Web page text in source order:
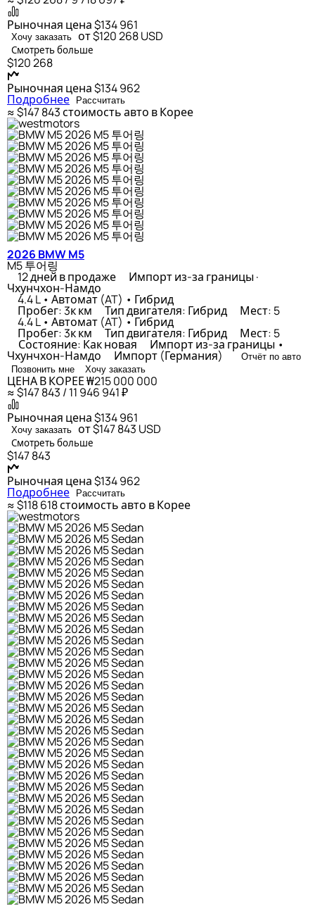
Рыночная цена$134 961
Хочу заказать от $120 268USD
Смотреть больше
$120 268
Рыночная цена$134 962
Подробнее Рассчитать
≈ $147 843стоимость авто в Корее
2026 BMW M5
M5 투어링
12 дней в продаже Импорт из-за границы ·
Чхунчхон-Намдо
4.4 L • Автомат (AT) • Гибрид
Пробег: 3к км Тип двигателя: Гибрид Мест: 5
4.4 L • Автомат (AT) • Гибрид
Пробег: 3к км Тип двигателя: Гибрид Мест: 5
Состояние: Как новая Импорт из-за границы •
Чхунчхон-Намдо Импорт (Германия)
Отчёт по авто
Позвонить мне
Хочу заказать
ЦЕНА В КОРЕЕ₩215 000 000
≈ $147 843 / 11 946 941 ₽
Рыночная цена$134 961
Хочу заказать от $147 843 USD
Смотреть больше
$147 843
Рыночная цена$134 962
Подробнее Рассчитать
≈ $118 618стоимость авто в Корее